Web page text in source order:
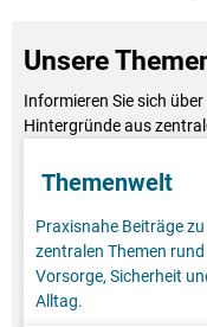
Unsere
Informieren Sie sich
Hintergründe aus
Themenwelt
Praxisnahe Beiträge zu
zentralen Themen
Vorsorge, Sicherheit
Alltag.